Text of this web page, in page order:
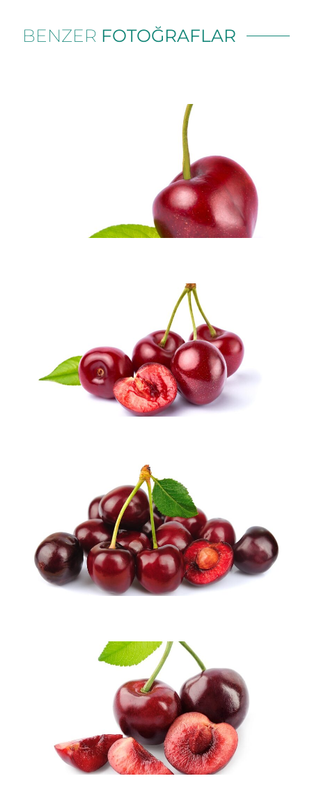
BENZER FOTOĞRAFLAR